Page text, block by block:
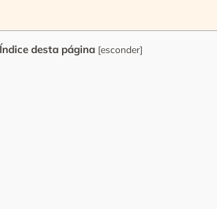
Índice desta página [esconder]